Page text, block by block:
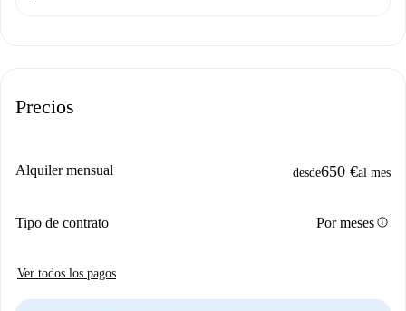
Precios
Alquiler mensual desde650 €al mes
Tipo de contrato Por mesesinfo
Ver todos los pagos